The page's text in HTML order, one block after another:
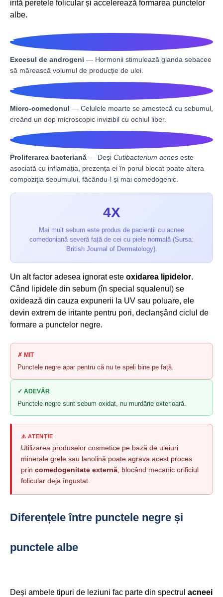
irită peretele folicular și accelerează formarea punctelor
albe.
1
Excesul de androgeni — Hormonii stimulează glanda sebacee
să mărească volumul de producție de ulei.
2
Micro-comedonul — Celulele moarte se amestecă cu sebumul,
creând un dop microscopic invizibil cu ochiul liber.
3
Proliferarea bacteriană — Deși Cutibacterium acnes este
asociată cu inflamația, prezența ei în porul blocat poate altera
compoziția sebumului, făcându-l și mai comedogenic.
4X
Mai mult sebum este produs de pacienții cu acnee
comedoniană severă față de cei cu piele normală (Sursa:
British Journal of Dermatology).
Un alt factor adesea ignorat este oxidarea lipidelor.
Când lipidele din sebum (în special squalenul) se
oxidează din cauza expunerii la UV sau poluare, ele
devin extrem de iritante pentru pori, declanșând ciclul de
formare a punctelor negre.
✗ MIT
Punctele negre apar pentru că nu te speli bine pe față.
✓ ADEVĂR
Punctele negre sunt sebum oxidat, nu murdărie exterioară.
⚠️ ATENȚIE
Utilizarea produselor cosmetice pe bază de uleiuri
minerale grele sau lanolină poate agrava acest proces
prin comedogenitate externă , blocând mecanic orificiul
folicular deja îngustat.
Diferențele între punctele negre și
punctele albe
Deși ambele tipuri de leziuni fac parte din spectrul acneei